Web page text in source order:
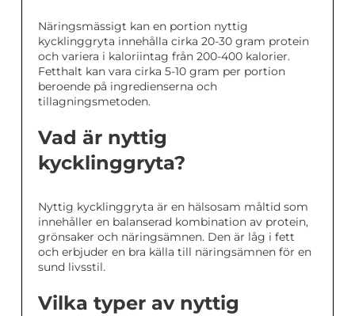
Näringsmässigt kan en portion nyttig
kycklinggryta innehålla cirka 20-30 gram protein
och variera i kaloriintag från 200-400 kalorier.
Fetthalt kan vara cirka 5-10 gram per portion
beroende på ingredienserna och
tillagningsmetoden.
Vad är nyttig
kycklinggryta?
Nyttig kycklinggryta är en hälsosam måltid som
innehåller en balanserad kombination av protein,
grönsaker och näringsämnen. Den är låg i fett
och erbjuder en bra källa till näringsämnen för en
sund livsstil.
Vilka typer av nyttig